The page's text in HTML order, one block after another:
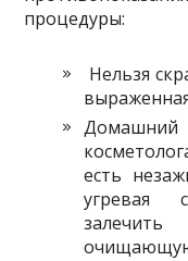
процедуры:
Нельзя
есть
угревая